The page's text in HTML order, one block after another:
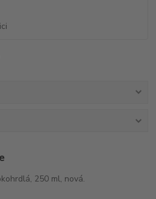
250 ml, nová.